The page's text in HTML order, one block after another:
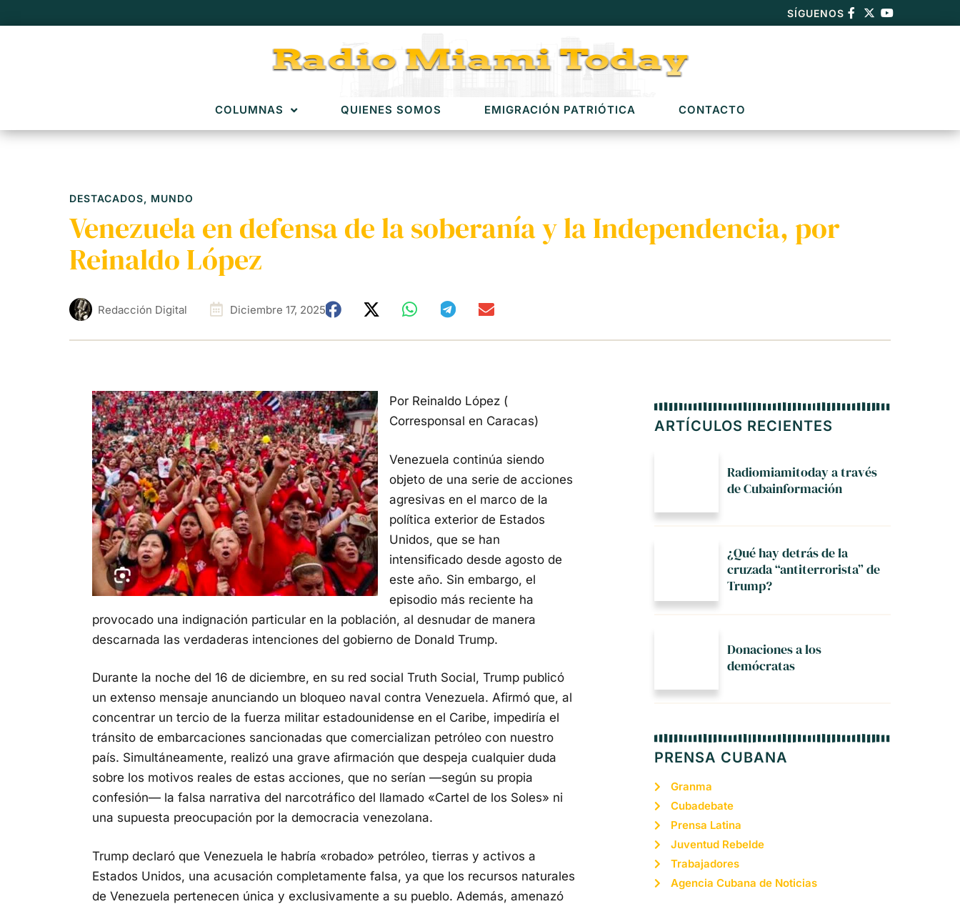
SÍGUENOS
COLUMNAS QUIENES SOMOS EMIGRACIÓN PATRIÓTICA CONTACTO
DESTACADOS, MUNDO
Venezuela en defensa de la soberanía y la Independencia, por
Reinaldo López
Redacción Digital Diciembre 17, 2025
Por Reinaldo López (
Corresponsal en Caracas)
Venezuela continúa siendo
objeto de una serie de acciones
agresivas en el marco de la
política exterior de Estados
Unidos, que se han
intensificado desde agosto de
este año. Sin embargo, el
episodio más reciente ha
provocado una indignación particular en la población, al desnudar de manera
descarnada las verdaderas intenciones del gobierno de Donald Trump.
Durante la noche del 16 de diciembre, en su red social Truth Social, Trump publicó
un extenso mensaje anunciando un bloqueo naval contra Venezuela. Afirmó que, al
concentrar un tercio de la fuerza militar estadounidense en el Caribe, impediría el
tránsito de embarcaciones sancionadas que comercializan petróleo con nuestro
país. Simultáneamente, realizó una grave afirmación que despeja cualquier duda
sobre los motivos reales de estas acciones, que no serían —según su propia
confesión— la falsa narrativa del narcotráfico del llamado «Cartel de los Soles» ni
una supuesta preocupación por la democracia venezolana.
Trump declaró que Venezuela le habría «robado» petróleo, tierras y activos a
Estados Unidos, una acusación completamente falsa, ya que los recursos naturales
de Venezuela pertenecen única y exclusivamente a su pueblo. Además, amenazó
ARTÍCULOS RECIENTES
Radiomiamitoday a través
de Cubainformación
¿Qué hay detrás de la
cruzada “antiterrorista” de
Trump?
Donaciones a los
demócratas
PRENSA CUBANA
Granma
Cubadebate
Prensa Latina
Juventud Rebelde
Trabajadores
Agencia Cubana de Noticias